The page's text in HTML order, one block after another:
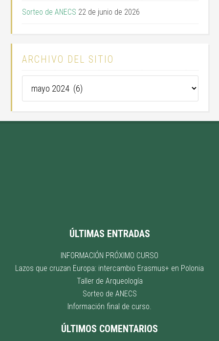
Sorteo de ANECS 22 de junio de 2026
ARCHIVO DEL SITIO
ÚLTIMAS ENTRADAS
INFORMACIÓN PRÓXIMO CURSO
Lazos que cruzan Europa: intercambio Erasmus+ en Polonia
Taller de Arqueología
Sorteo de ANECS
Información final de curso.
ÚLTIMOS COMENTARIOS